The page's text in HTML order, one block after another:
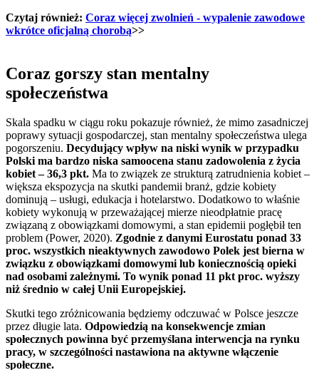
Czytaj również: Coraz więcej zwolnień - wypalenie zawodowe
wkrótce oficjalną chorobą>>
Coraz gorszy stan mentalny
społeczeństwa
Skala spadku w ciągu roku pokazuje również, że mimo zasadniczej
poprawy sytuacji gospodarczej, stan mentalny społeczeństwa ulega
pogorszeniu. Decydujący wpływ na niski wynik w przypadku
Polski ma bardzo niska samoocena stanu zadowolenia z życia
kobiet – 36,3 pkt. Ma to związek ze strukturą zatrudnienia kobiet –
większa ekspozycja na skutki pandemii branż, gdzie kobiety
dominują – usługi, edukacja i hotelarstwo. Dodatkowo to właśnie
kobiety wykonują w przeważającej mierze nieodpłatnie pracę
związaną z obowiązkami domowymi, a stan epidemii pogłębił ten
problem (Power, 2020). Zgodnie z danymi Eurostatu ponad 33
proc. wszystkich nieaktywnych zawodowo Polek jest bierna w
związku z obowiązkami domowymi lub koniecznością opieki
nad osobami zależnymi. To wynik ponad 11 pkt proc. wyższy
niż średnio w całej Unii Europejskiej.
Skutki tego zróżnicowania będziemy odczuwać w Polsce jeszcze
przez długie lata. Odpowiedzią na konsekwencje zmian
społecznych powinna być przemyślana interwencja na rynku
pracy, w szczególności nastawiona na aktywne włączenie
społeczne.